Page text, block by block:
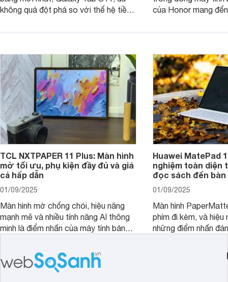
không quá đột phá so với thế hệ tiền
đến trải nghiệm người dùng liền mạch
và mượt mà hơn.
của Honor mang
để lại một điểm trừ
TCL NXTPAPER 11 Plus: Màn hình
mờ tối ưu, phụ kiện đầy đủ và giá
cả hấp dẫn
01/09/2025
Màn hình mờ chống chói, hiệu năng
mạnh mẽ và nhiều tính năng AI thông
minh là điểm nhấn của máy tính bảng
đáng chú ý trong phân khúc tầm
trung.
Huawei MatePad
nghiệm toàn diện
đọc sách đến
01/09/2025
Màn hình
phím đi kèm, và hiệu
những điểm nhấn
máy tính bảng
đọc sách và làm